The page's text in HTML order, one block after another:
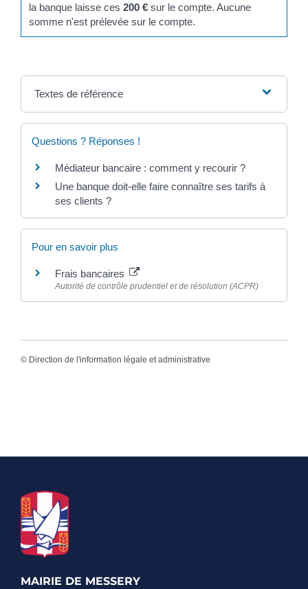
la banque laisse ces200 € sur le compte. Aucune
somme n'est prélevée sur le compte.
Textes de référence
Questions ? Réponses !
Médiateur bancaire : comment y recourir ?
Une banque doit-elle faire connaître ses tarifs à
ses clients ?
Pour en savoir plus
Frais bancaires
Autorité de contrôle prudentiel et de résolution (ACPR)
© Direction de l'information légale et administrative
MAIRIE DE MESSERY